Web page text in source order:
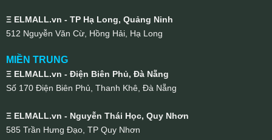
Ξ ELMALL.vn - TP Hạ Long, Quảng Ninh
512 Nguyễn Văn Cừ, Hồng Hải, Hạ Long
MIỀN TRUNG
Ξ ELMALL.vn - Điện Biên Phủ, Đà Nẵng
Số 170 Điện Biên Phủ, Thanh Khê, Đà Nẵng
Ξ ELMALL.vn - Nguyễn Thái Học, Quy Nhơn
585 Trần Hưng Đạo, TP Quy Nhơn